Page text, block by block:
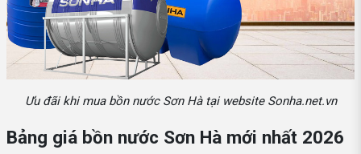
Ưu đãi khi mua bồn nước Sơn Hà tại website Sonha.net.vn
Bảng giá bồn nước Sơn Hà mới nhất 2026